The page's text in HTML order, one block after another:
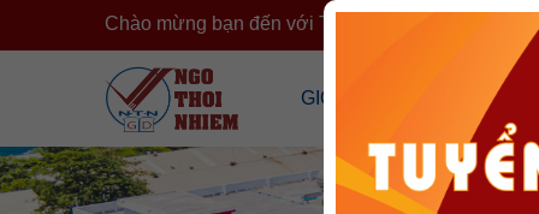
Chào mừng bạn đến với Trường Ngô Thời Nhiệm
GIỚI THIỆU
Tổng Quan Về Trường
CÔNG KHAI
Công Khai